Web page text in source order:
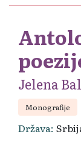
Jelena
Monografije
Država